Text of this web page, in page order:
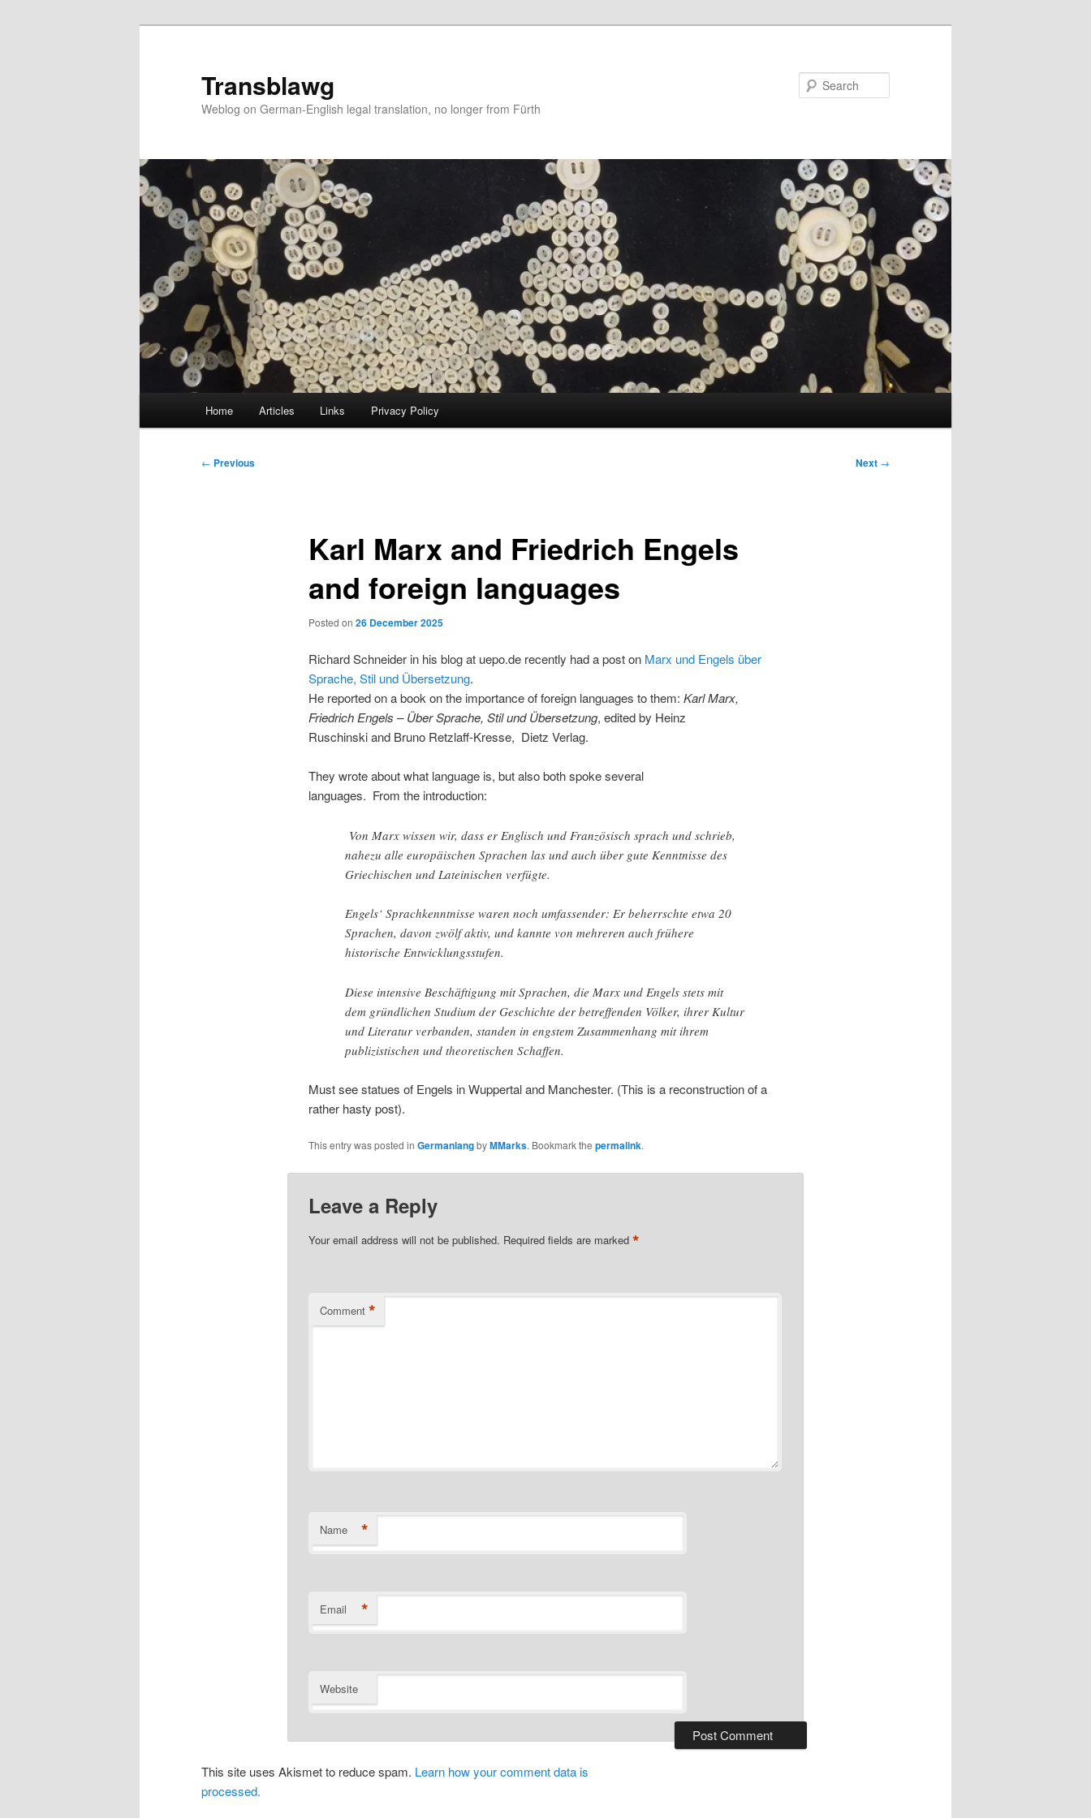
Transblawg
Weblog on German-English legal translation, no longer from Fürth
Home Articles Links Privacy Policy
Post
← Previous Next →
Karl Marx and Friedrich Engels
and foreign languages
Posted on 26 December 2025
Richard Schneider in his blog at uepo.de recently had a post on Marx und Engels über
Sprache, Stil und Übersetzung.
He reported on a book on the importance of foreign languages to them: Karl Marx,
Friedrich Engels – Über Sprache, Stil und Übersetzung, edited by Heinz
Ruschinski and Bruno Retzlaff-Kresse, Dietz Verlag.
They wrote about what language is, but also both spoke several
languages. From the introduction:
Von Marx wissen wir, dass er Englisch und Französisch sprach und schrieb,
nahezu alle europäischen Sprachen las und auch über gute Kenntnisse des
Griechischen und Lateinischen verfügte.
Engels‘ Sprachkenntnisse waren noch umfassender: Er beherrschte etwa 20
Sprachen, davon zwölf aktiv, und kannte von mehreren auch frühere
historische Entwicklungsstufen.
Diese intensive Beschäftigung mit Sprachen, die Marx und Engels stets mit
dem gründlichen Studium der Geschichte der betreffenden Völker, ihrer Kultur
und Literatur verbanden, standen in engstem Zusammenhang mit ihrem
publizistischen und theoretischen Schaffen.
Must see statues of Engels in Wuppertal and Manchester. (This is a reconstruction of a
rather hasty post).
This entry was posted in GermanlangbyMMarks. Bookmark the permalink.
Leave a Reply
Your email address will not be published. Required fields are marked *
Comment *
Name *
Email *
Website
This site uses Akismet to reduce spam. Learn how your comment data is
processed.